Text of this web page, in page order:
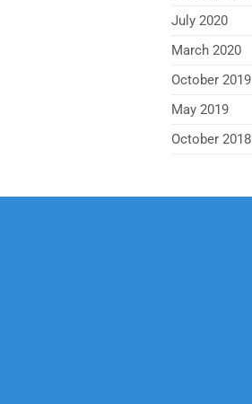
July 2020
March 2020
October 2019
May 2019
October 2018